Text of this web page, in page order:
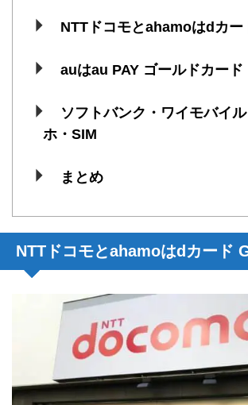
NTTドコモとahamoはdカー
auはau PAY ゴールドカード
ソフトバンク・ワイモバイ
ホ・SIM
まとめ
NTTドコモとahamoはdカード